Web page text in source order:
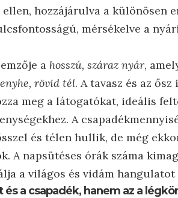
hozzájárulva a különösen
mérsékelve a
a hosszú, száraz nyár,
enyhe, rövid tél. A tavasz és az
meg a látogatókat, ideális
A
és télen hullik, de még
A napsütéses órák száma
a világos és vidám
a csapadék, hanem az a